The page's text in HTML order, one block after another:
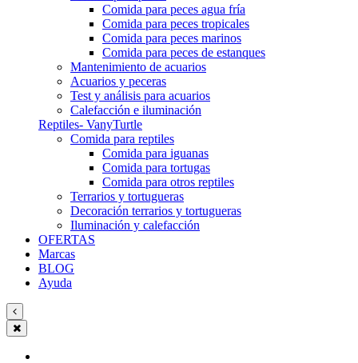
Comida para peces agua fría
Comida para peces tropicales
Comida para peces marinos
Comida para peces de estanques
Mantenimiento de acuarios
Acuarios y peceras
Test y análisis para acuarios
Calefacción e iluminación
Reptiles- VanyTurtle
Comida para reptiles
Comida para iguanas
Comida para tortugas
Comida para otros reptiles
Terrarios y tortugueras
Decoración terrarios y tortugueras
Iluminación y calefacción
OFERTAS
Marcas
BLOG
Ayuda